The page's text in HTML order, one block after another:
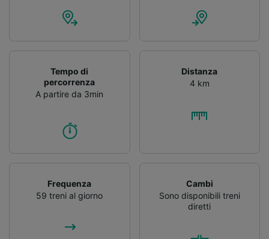
Tempo di
percorrenza
A partire da 3min
Distanza
4 km
Frequenza
59 treni al giorno
Cambi
Sono disponibili treni
diretti